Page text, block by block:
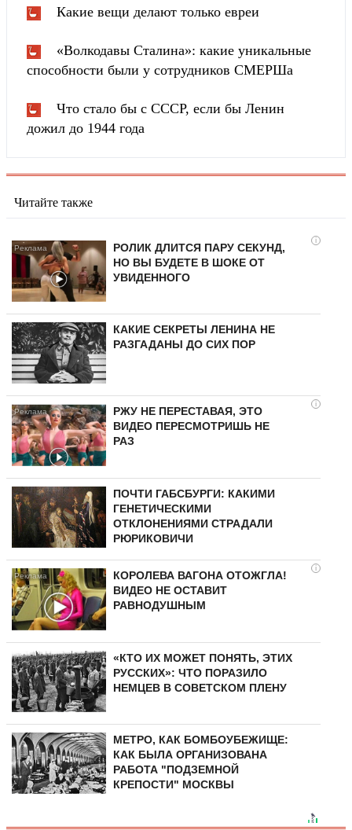
Какие вещи делают только евреи
«Волкодавы Сталина»: какие уникальные
способности были у сотрудников СМЕРШа
Что стало бы с СССР, если бы Ленин
дожил до 1944 года
Читайте также
i
РОЛИК ДЛИТСЯ ПАРУ СЕКУНД,
НО ВЫ БУДЕТЕ В ШОКЕ ОТ
УВИДЕННОГО
КАКИЕ СЕКРЕТЫ ЛЕНИНА НЕ
РАЗГАДАНЫ ДО СИХ ПОР
i
РЖУ НЕ ПЕРЕСТАВАЯ, ЭТО
ВИДЕО ПЕРЕСМОТРИШЬ НЕ
РАЗ
ПОЧТИ ГАБСБУРГИ: КАКИМИ
ГЕНЕТИЧЕСКИМИ
ОТКЛОНЕНИЯМИ СТРАДАЛИ
РЮРИКОВИЧИ
i
КОРОЛЕВА ВАГОНА ОТОЖГЛА!
ВИДЕО НЕ ОСТАВИТ
РАВНОДУШНЫМ
«КТО ИХ МОЖЕТ ПОНЯТЬ, ЭТИХ
РУССКИХ»: ЧТО ПОРАЗИЛО
НЕМЦЕВ В СОВЕТСКОМ ПЛЕНУ
МЕТРО, КАК БОМБОУБЕЖИЩЕ:
КАК БЫЛА ОРГАНИЗОВАНА
РАБОТА "ПОДЗЕМНОЙ
КРЕПОСТИ" МОСКВЫ